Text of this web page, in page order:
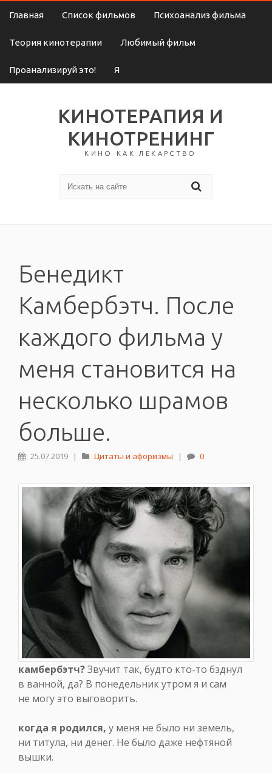
Главная Список фильмов Психоанализ фильма
Теория кинотерапии Любимый фильм
Проанализируй это! Я
КИНОТЕРАПИЯ И
КИНОТРЕНИНГ
КИНО КАК ЛЕКАРСТВО
Бенедикт
Камбербэтч. После
каждого фильма у
меня становится на
несколько шрамов
больше.
25.07.2019 | Цитаты и афоризмы | 0
камбербэтч?Звучит так, будто кто-то бзднул
в ванной, да? В понедельник утром я и сам
не могу это выговорить.
когда я родился, у меня не было ни земель,
ни титула, ни денег. Не было даже нефтяной
вышки.